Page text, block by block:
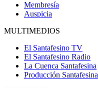
Membresía
Auspicia
MULTIMEDIOS
El Santafesino TV
El Santafesino Radio
La Cuenca Santafesina
Producción Santafesina